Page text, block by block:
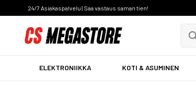
24/7 Asiakaspalvelu | Saa vastaus saman tien!
ELEKTRONIIKKA KOTI & ASUMINEN